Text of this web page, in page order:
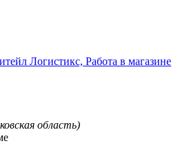
Логистикс, Работа в магазине
область)